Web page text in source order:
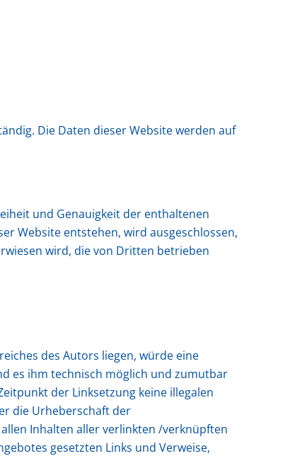
Die Daten dieser Website werden auf
und Genauigkeit der enthaltenen
Website entstehen, wird ausgeschlossen,
wird, die von Dritten betrieben
des Autors liegen, würde eine
es ihm technisch möglich und zumutbar
der Linksetzung keine illegalen
die Urheberschaft der
Inhalten aller verlinkten /verknüpften
gesetzten Links und Verweise,